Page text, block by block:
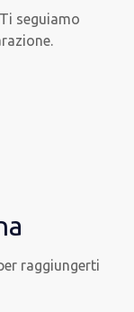
seguiamo
raggiungerti